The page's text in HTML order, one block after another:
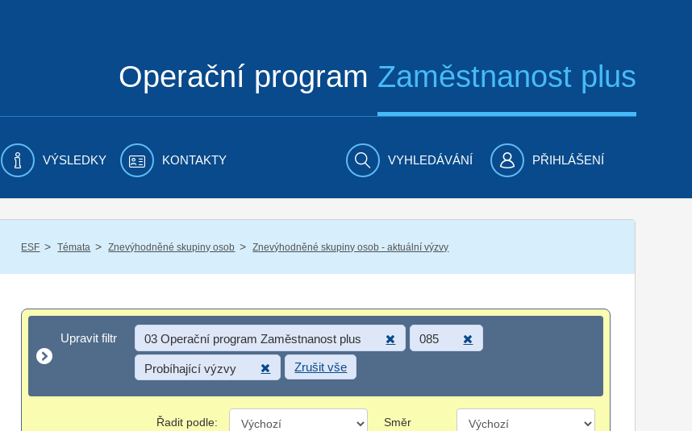
Operační program Zaměstnanost plus
VÝSLEDKY KONTAKTY VYHLEDÁVÁNÍ PŘIHLÁŠENÍ
ESF / Témata / Znevýhodněné skupiny osob / Znevýhodněné skupiny osob - aktuální výzvy
Upravit filtr
Upravit filtr 03 Operační program Zaměstnanost plus 085
Probíhající výzvy Zrušit vše
Řadit podle: Směr